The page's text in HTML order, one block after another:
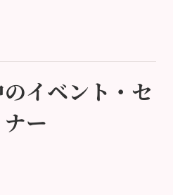
イベント・セ
ナー